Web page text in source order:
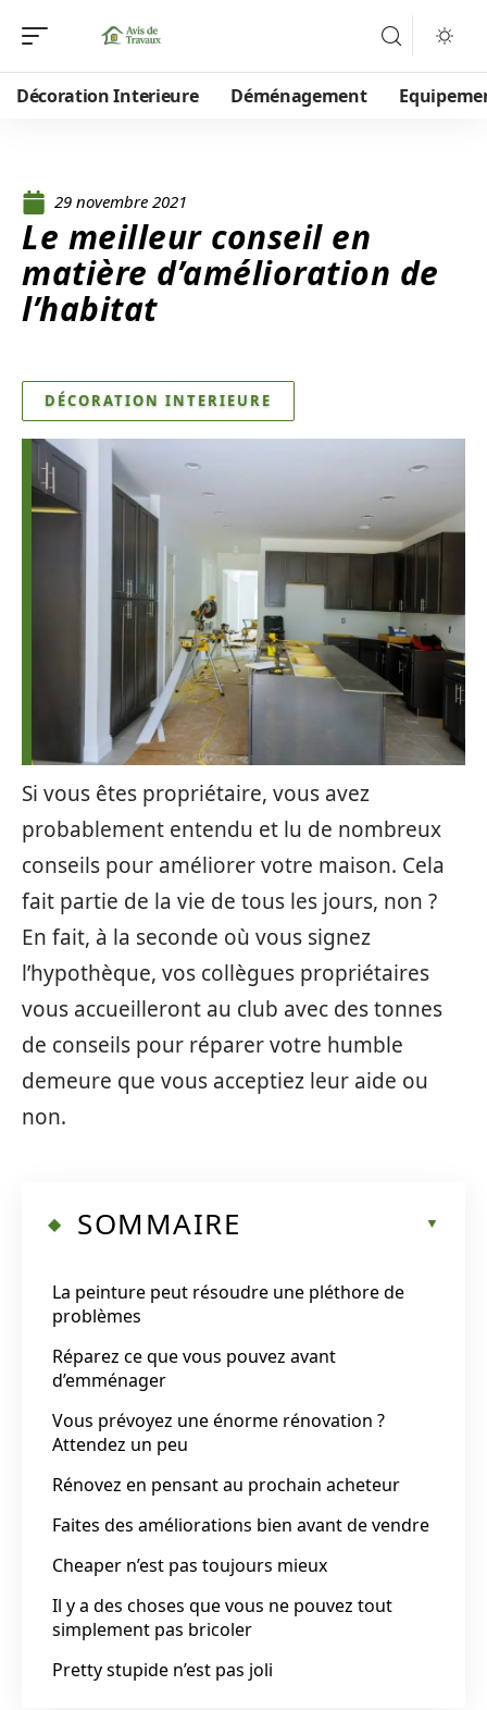
Décoration Interieure Déménagement
29 novembre 2021
Le meilleur conseil en
matière d’amélioration de
l’habitat
DÉCORATION INTERIEURE
Si vous êtes propriétaire, vous avez
probablement entendu et lu de nombreux
conseils pour améliorer votre maison. Cela
fait partie de la vie de tous les jours, non ?
En fait, à la seconde où vous signez
l’hypothèque, vos collègues propriétaires
vous accueilleront au club avec des tonnes
de conseils pour réparer votre humble
demeure que vous acceptiez leur aide ou
non.
SOMMAIRE
La peinture peut résoudre une pléthore de
problèmes
Réparez ce que vous pouvez avant
d’emménager
Vous prévoyez une énorme rénovation ?
Attendez un peu
Rénovez en pensant au prochain acheteur
Faites des améliorations bien avant de vendre
Cheaper n’est pas toujours mieux
Il y a des choses que vous ne pouvez tout
simplement pas bricoler
Pretty stupide n’est pas joli